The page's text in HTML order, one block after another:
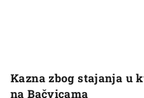
Kazna zbog stajanja u
na Bačvicama